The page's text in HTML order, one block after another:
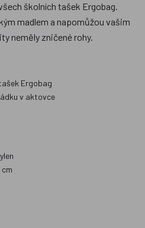
školních tašek Ergobag.
madlem a napomůžou vašim
neměly zničené rohy.
Ergobag
v aktovce
cm